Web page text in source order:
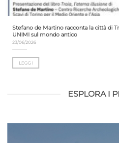
Stefano de Martino racconta la città di
UNIMI sul mondo antico
23/06/2026
LEGGI
ESPLORA I